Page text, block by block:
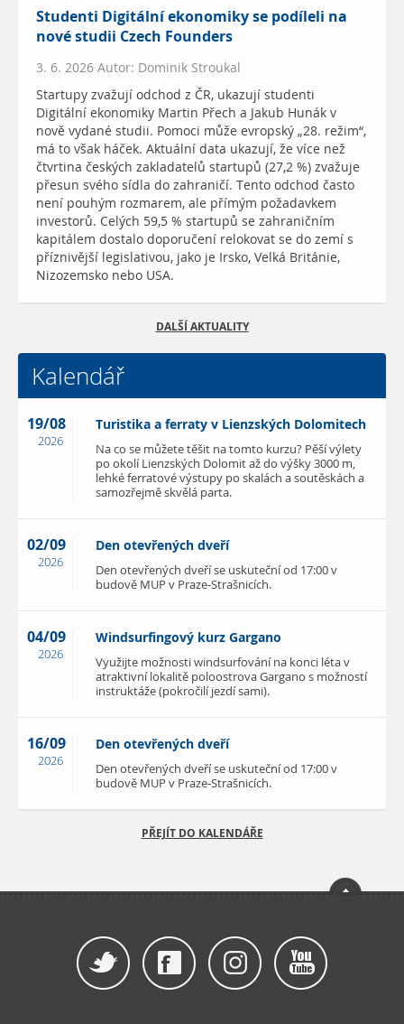
Studenti Digitální ekonomiky se podíleli na
nové studii Czech Founders
3. 6. 2026 Autor: Dominik Stroukal
Startupy zvažují odchod z ČR, ukazují studenti
Digitální ekonomiky Martin Přech a Jakub Hunák v
nově vydané studii. Pomoci může evropský „28. režim“,
má to však háček. Aktuální data ukazují, že více než
čtvrtina českých zakladatelů startupů (27,2 %) zvažuje
přesun svého sídla do zahraničí. Tento odchod často
není pouhým rozmarem, ale přímým požadavkem
investorů. Celých 59,5 % startupů se zahraničním
kapitálem dostalo doporučení relokovat se do zemí s
příznivější legislativou, jako je Irsko, Velká Británie,
Nizozemsko nebo USA.
DALŠÍ AKTUALITY
Kalendář
19/08
2026
Turistika a ferraty v Lienzských Dolomitech
Na co se můžete těšit na tomto kurzu? Pěší výlety
po okolí Lienzských Dolomit až do výšky 3000 m,
lehké ferratové výstupy po skalách a soutěskách a
samozřejmě skvělá parta.
02/09
2026
Den otevřených dveří
Den otevřených dveří se uskuteční od 17:00 v
budově MUP v Praze-Strašnicích.
04/09
2026
Windsurfingový kurz Gargano
Využijte možnosti windsurfování na konci léta v
atraktivní lokalitě poloostrova Gargano s možností
instruktáže (pokročilí jezdí sami).
16/09
2026
Den otevřených dveří
Den otevřených dveří se uskuteční od 17:00 v
budově MUP v Praze-Strašnicích.
PŘEJÍT DO KALENDÁŘE